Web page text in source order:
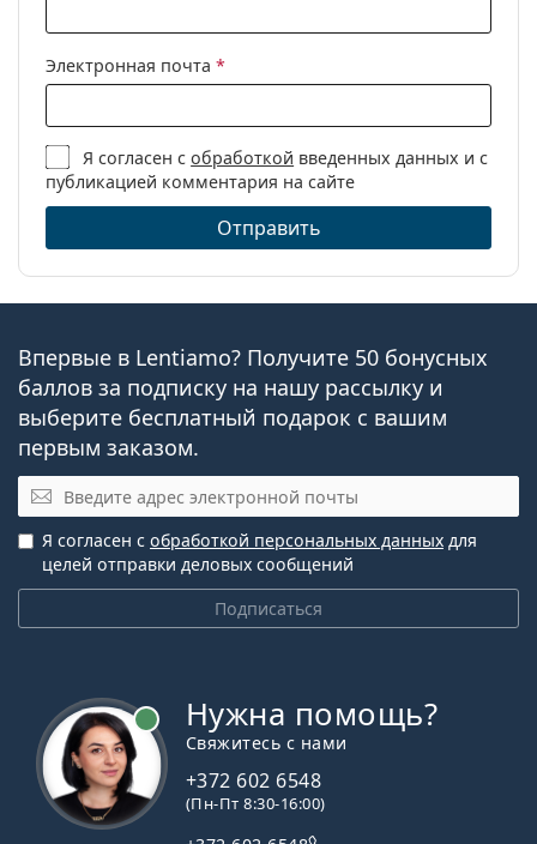
Электронная почта *
Я согласен собработкой введенных данных и с
публикацией комментария на сайте
Отправить
Впервые в Lentiamo? Получите 50 бонусных
баллов за подписку на нашу рассылку и
выберите бесплатный подарок с вашим
первым заказом.
Электронная почта
Подписаться
Я согласен с обработкой персональных данных для
целей отправки деловых сообщений
Нужна помощь?
Свяжитесь с нами
+372 602 6548
(Пн-Пт 8:30-16:00)